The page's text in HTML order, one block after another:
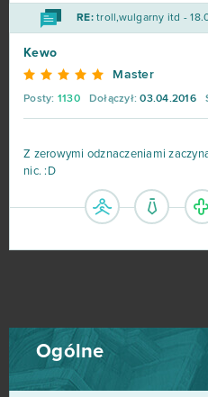
RE:troll,wulgarny itd -
Kewo
Master
Posty: 1130 Dołączył: 03.04.2016
Z zerowymi odznaczeniami
nic. :D
Ogólne